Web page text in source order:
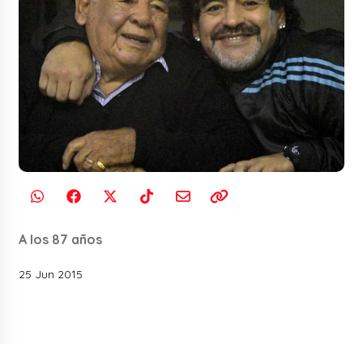
A los 87 años
25 Jun 2015